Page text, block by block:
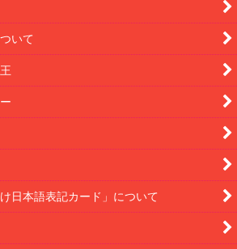
いて
日本語表記カード」について